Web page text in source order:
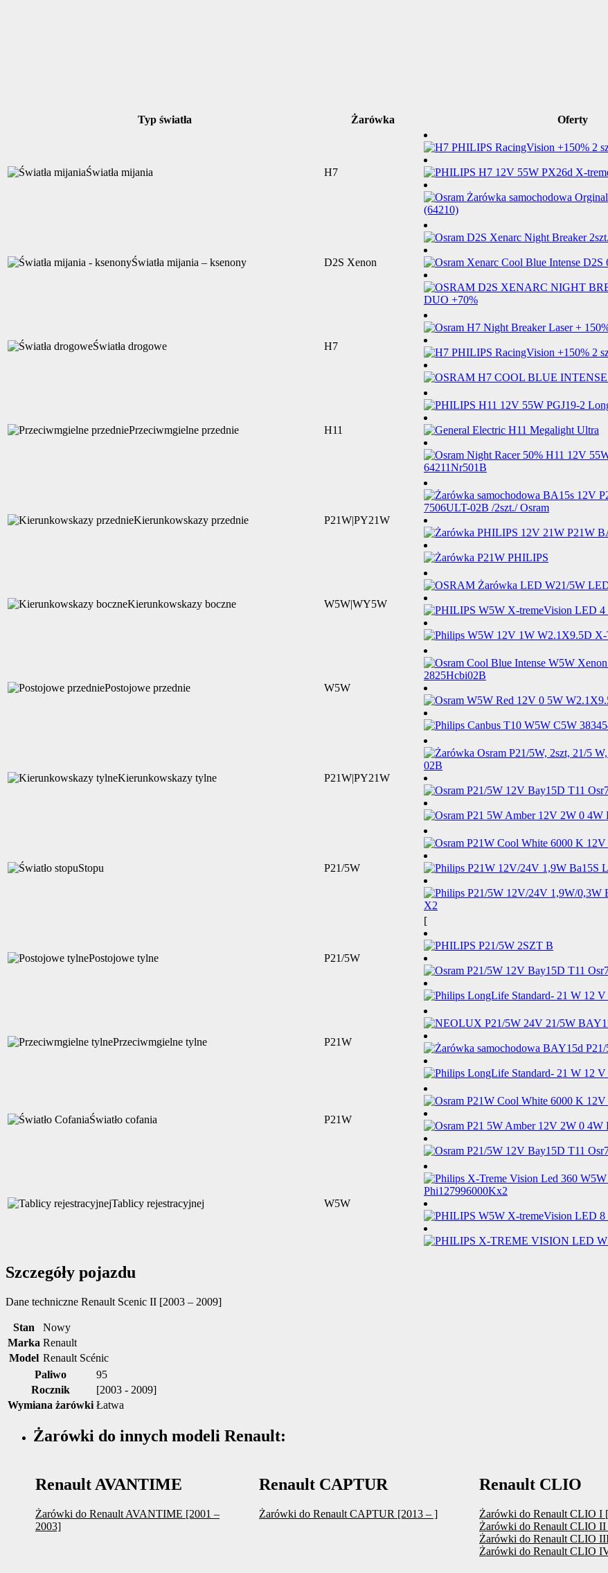
Typ światła Żarówka Oferty
Światła mijania H7
Światła mijania – ksenony D2S Xenon
Światła drogowe H7
Przeciwmgielne przednie H11
Kierunkowskazy przednie P21W|PY21W
Kierunkowskazy boczne W5W|WY5W
Postojowe przednie W5W
Kierunkowskazy tylne P21W|PY21W
Stopu P21/5W
Postojowe tylne P21/5W
[
Przeciwmgielne tylne P21W
Światło cofania P21W
Tablicy rejestracyjnej W5W
Szczegóły pojazdu
Dane techniczne Renault Scenic II [2003 – 2009]
Stan
Nowy
Marka Renault
Model Renault Scénic
Paliwo
95
Rocznik
[2003 - 2009]
Wymiana żarówki Łatwa
Żarówki do innych modeli Renault:
Renault AVANTIME
Żarówki do Renault AVANTIME [2001 –
2003]
Renault CAPTUR
Żarówki do Renault CAPTUR [2013 – ]
Renault CLIO
Żarówki do Renault CLIO I
Żarówki do Renault CLIO
Żarówki do Renault CLIO
Żarówki do Renault CLIO